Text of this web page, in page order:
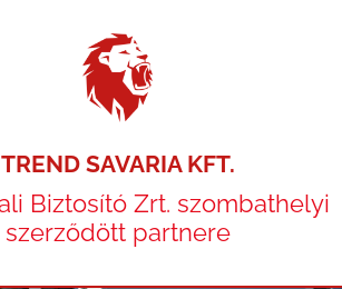
TREND SAVARIA KFT.
Biztosító Zrt. szombathelyi
szerződött partnere